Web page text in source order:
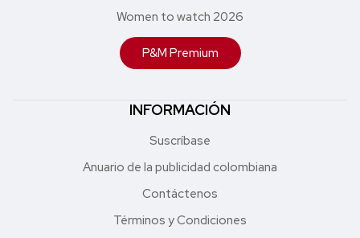
Women to watch 2026
P&M Premium
INFORMACIÓN
Suscríbase
Anuario de la publicidad colombiana
Contáctenos
Términos y Condiciones